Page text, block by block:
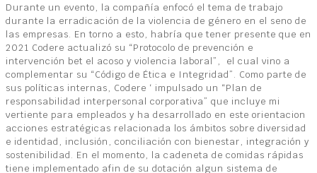
Durante un evento, la compañía enfocó el tema de trabajo
durante la erradicación de la violencia de género en el seno de
las empresas. En torno a esto, habría que tener presente que en
2021 Codere actualizó su “Protocolo de prevención e
intervención bet el acoso y violencia laboral”, el cual vino a
complementar su “Código de Ética e Integridad”. Como parte de
sus políticas internas, Codere ‘ impulsado un “Plan de
responsabilidad interpersonal corporativa” que incluye mi
vertiente para empleados y ha desarrollado en este orientacion
acciones estratégicas relacionada los ámbitos sobre diversidad
e identidad, inclusión, conciliación con bienestar, integración y
sostenibilidad. En el momento, la cadeneta de comidas rápidas
tiene implementado afin de su dotación algun sistema de